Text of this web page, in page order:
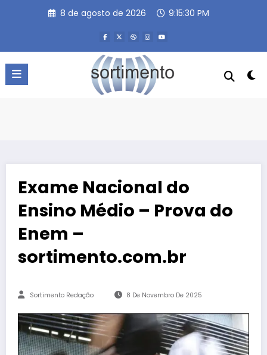
8 de agosto de 2026 9:15:31 PM
Exame Nacional do
Ensino Médio – Prova do
Enem –
sortimento.com.br
Sortimento Redação 8 De Novembro De 2025